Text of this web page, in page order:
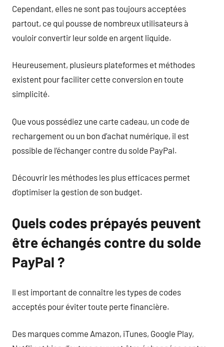
Cependant, elles ne sont pas toujours acceptées
partout, ce qui pousse de nombreux utilisateurs à
vouloir convertir leur solde en argent liquide.
Heureusement, plusieurs plateformes et méthodes
existent pour faciliter cette conversion en toute
simplicité.
Que vous possédiez une carte cadeau, un code de
rechargement ou un bon d’achat numérique, il est
possible de l’échanger contre du solde PayPal.
Découvrir les méthodes les plus efficaces permet
d’optimiser la gestion de son budget.
Quels codes prépayés peuvent
être échangés contre du solde
PayPal ?
Il est important de connaître les types de codes
acceptés pour éviter toute perte financière.
Des marques comme Amazon, iTunes, Google Play,